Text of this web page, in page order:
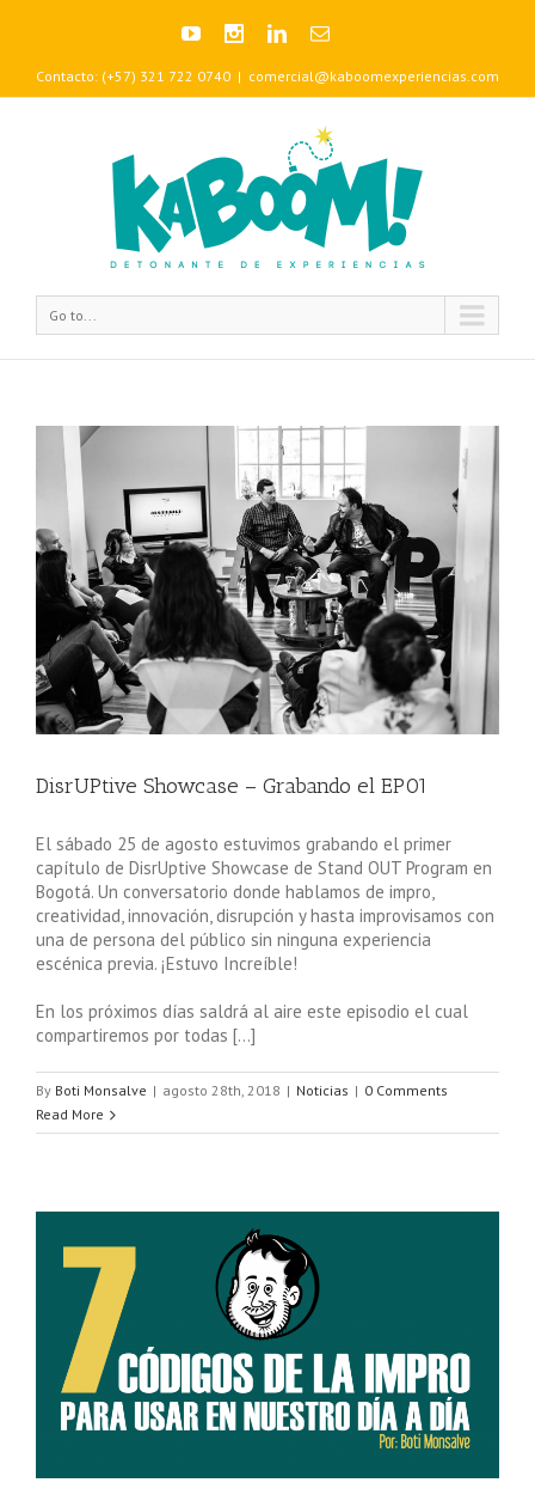
Contacto: (+57) 321 722 0740 | comercial@kaboomexperiencias.com
Go to...
DisrUPtive Showcase – Grabando el EP01
El sábado 25 de agosto estuvimos grabando el primer
capítulo de DisrUptive Showcase de Stand OUT Program en
Bogotá. Un conversatorio donde hablamos de impro,
creatividad, innovación, disrupción y hasta improvisamos con
una de persona del público sin ninguna experiencia
escénica previa. ¡Estuvo Increíble!
En los próximos días saldrá al aire este episodio el cual
compartiremos por todas […]
By Boti Monsalve | agosto 28th, 2018 | Noticias | 0 Comments
Read More